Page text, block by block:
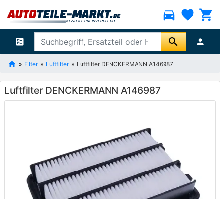
directions_car favorite shopping_cart
ballot search person
Filter Luftfilter Luftfilter DENCKERMANN A146987
Luftfilter DENCKERMANN A146987